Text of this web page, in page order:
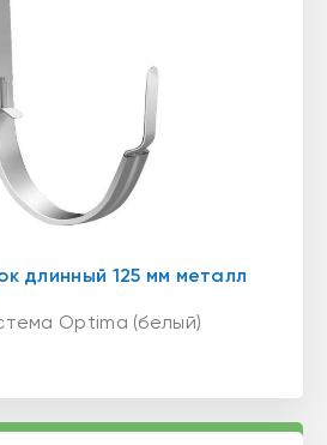
длинный 125 мм металл
Optima (белый)